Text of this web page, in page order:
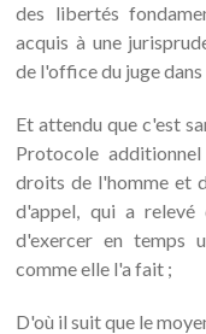
des libertés
acquis à une
de l'office du juge
Et attendu que c'est
Protocole
droits de l'homme et
d'appel, qui a
d'exercer en temps
comme elle l'a fait ;
D'où il suit que le